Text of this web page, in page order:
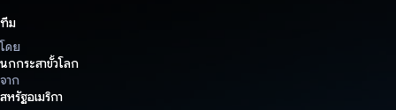
ทีม
โดย
นกกระสาขั้วโลก
จาก
สหรัฐอเมริกา